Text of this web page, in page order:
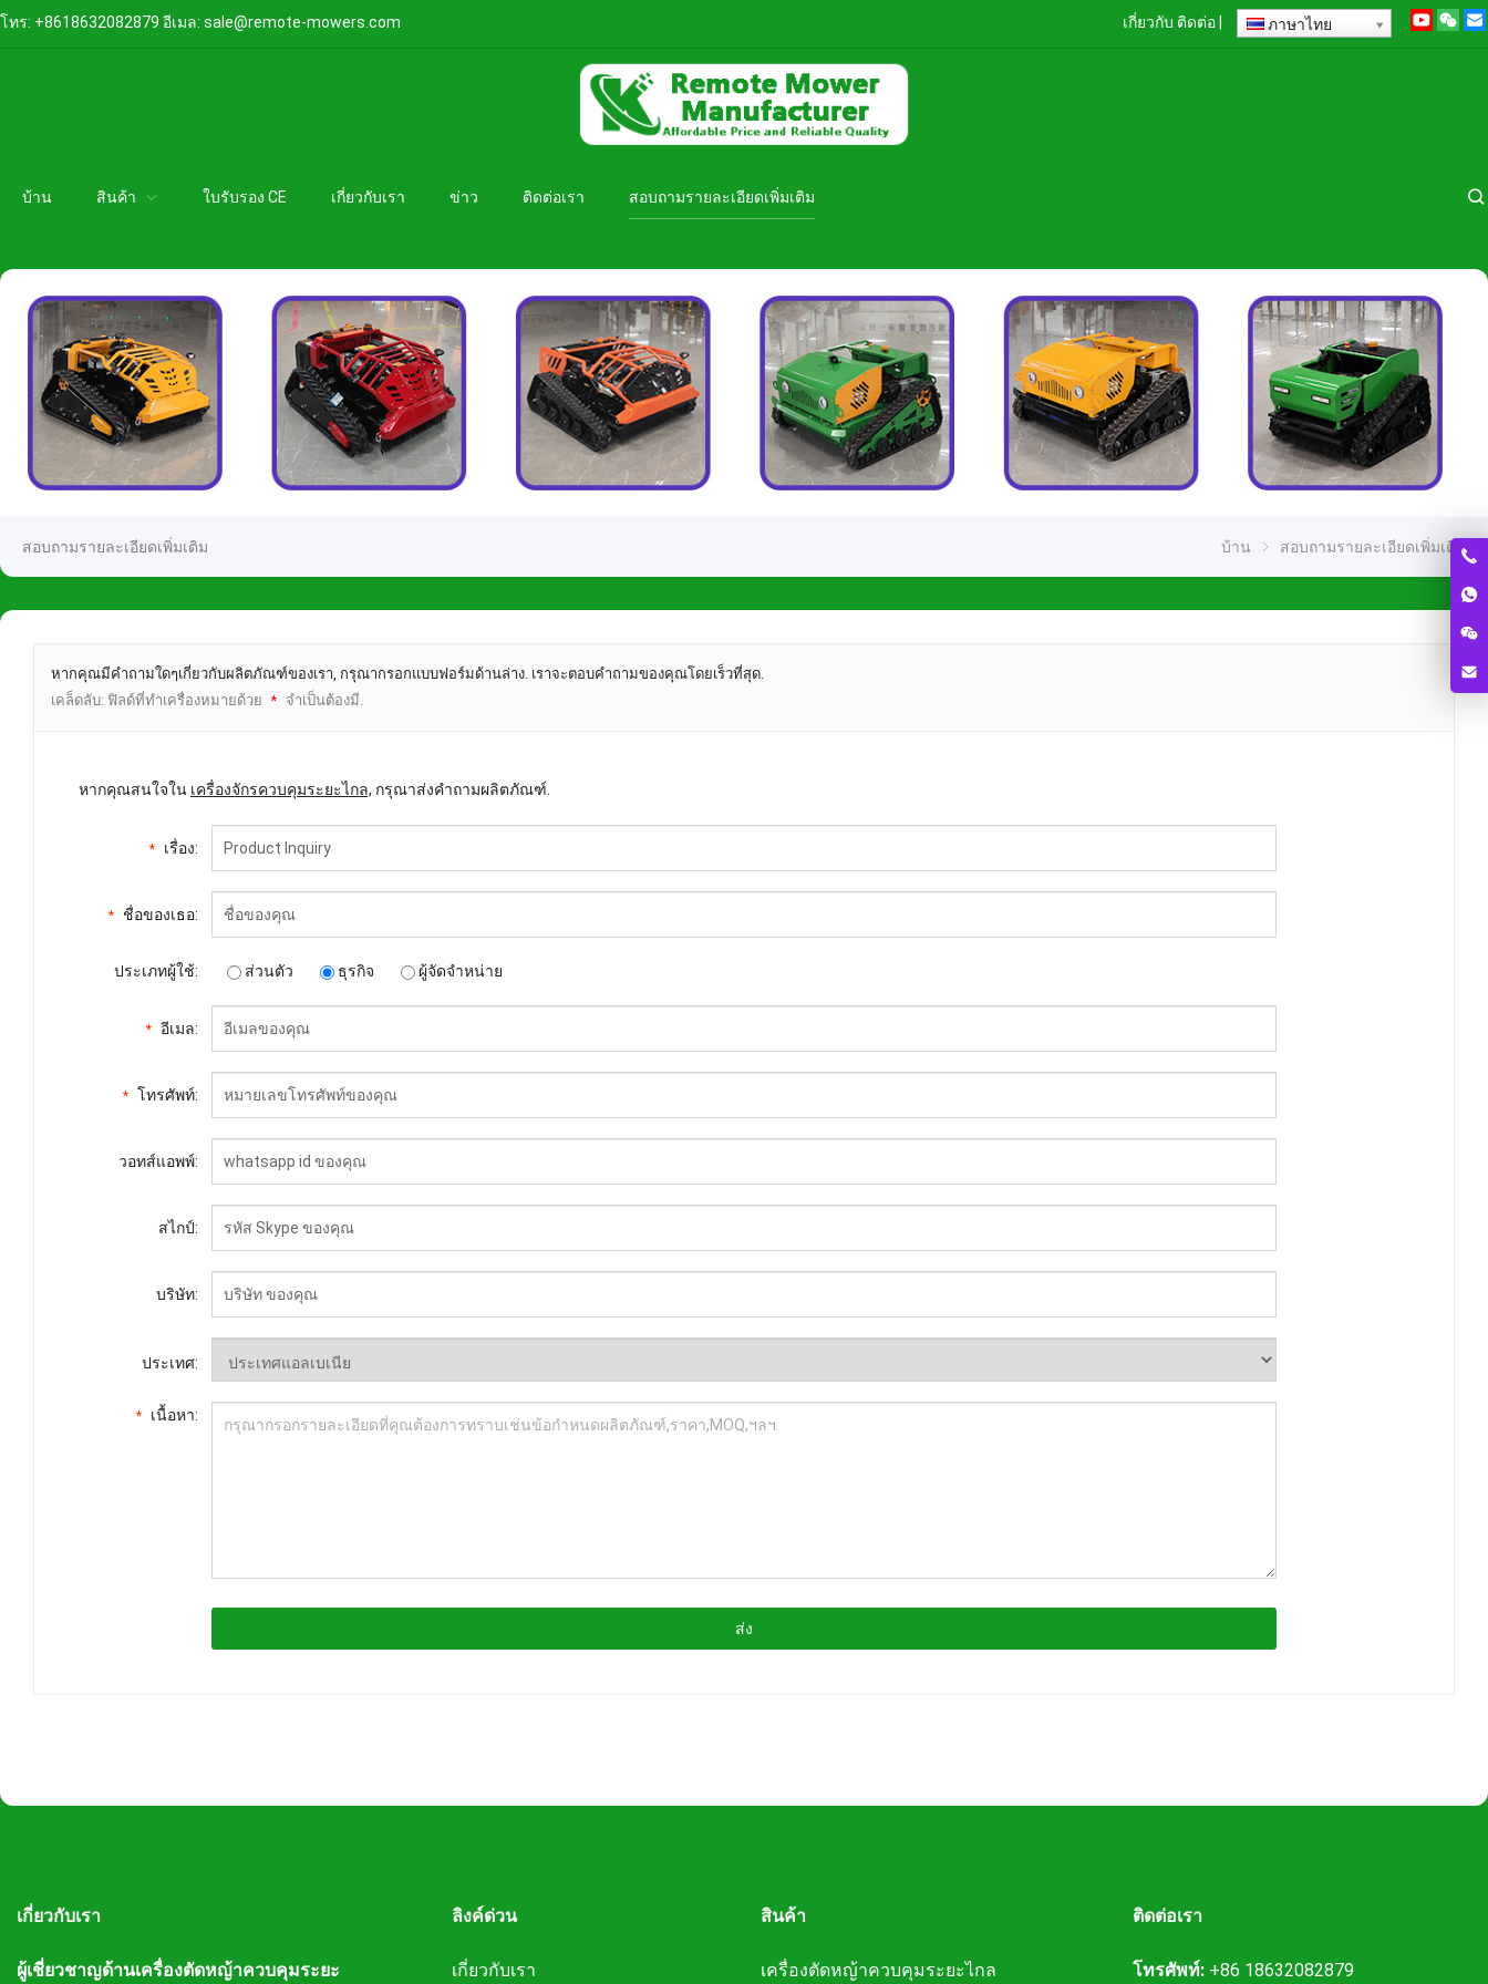
โทร: +8618632082879 อีเมล: sale@remote-mowers.com เกี่ยวกับ ติดต่อ ภาษาไทย
บ้าน สินค้า ใบรับรอง CE เกี่ยวกับเรา ข่าว ติดต่อเรา สอบถามรายละเอียดเพิ่มเติม
สอบถามรายละเอียดเพิ่มเติม บ้าน สอบถามรายละเอียดเพิ่มเติม
หากคุณมีคำถามใดๆเกี่ยวกับผลิตภัณฑ์ของเรา, กรุณากรอกแบบฟอร์มด้านล่าง. เราจะตอบคำถามของคุณโดยเร็วที่สุด.
เคล็ดลับ: ฟิลด์ที่ทำเครื่องหมายด้วย
* จำเป็นต้องมี.
หากคุณสนใจใน เครื่องจักรควบคุมระยะไกล, กรุณาส่งคำถามผลิตภัณฑ์.
* เรื่อง:
* ชื่อของเธอ:
ประเภทผู้ใช้: ส่วนตัว ธุรกิจ ผู้จัดจำหน่าย
* อีเมล:
* โทรศัพท์:
วอทส์แอพพ์:
สไกป์:
บริษัท:
ประเทศ:
* เนื้อหา:
ส่ง
เกี่ยวกับเรา
ผู้เชี่ยวชาญด้านเครื่องตัดหญ้าควบคุมระยะ
ลิงค์ด่วน
เกี่ยวกับเรา
สินค้า
เครื่องตัดหญ้าควบคุมระยะไกล
ติดต่อเรา
โทรศัพท์: +86 18632082879